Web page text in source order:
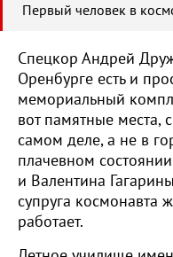
Первый человек в
Спецкор Андрей
Оренбурге есть и
мемориальный
вот памятные места,
самом деле, а не в
плачевном
и Валентина
супруга космонавта
работает.